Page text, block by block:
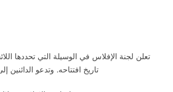
تعلن لجنة الإفلاس في الوسيلة التي تحددها
تاريخ افتتاحه. وتدعو